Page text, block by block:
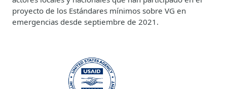
proyecto de los Estándares mínimos sobre VG en
emergencias desde septiembre de 2021.